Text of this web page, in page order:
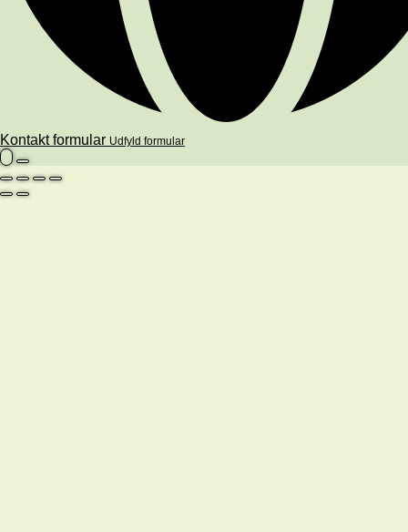
Kontakt formular Udfyld formular